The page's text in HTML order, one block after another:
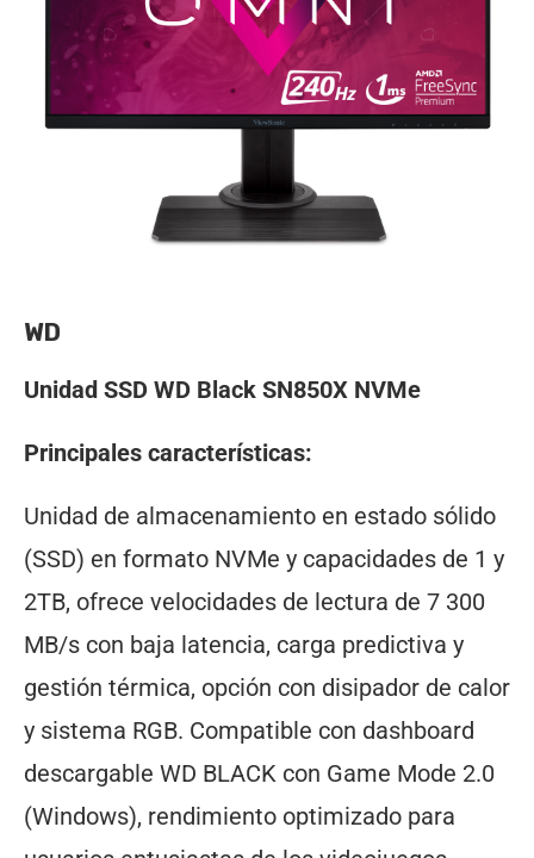
WD
Unidad SSD WD Black SN850X NVMe
Principales características:
Unidad de almacenamiento en estado sólido
(SSD) en formato NVMe y capacidades de 1 y
2TB, ofrece velocidades de lectura de 7 300
MB/s con baja latencia, carga predictiva y
gestión térmica, opción con disipador de calor
y sistema RGB. Compatible con dashboard
descargable WD BLACK con Game Mode 2.0
(Windows), rendimiento optimizado para